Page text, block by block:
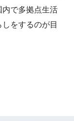
内で多拠点生活
をするのが目